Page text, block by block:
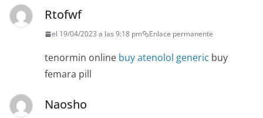
Rtofwf
el 19/04/2023 a las 9:18 pm Enlace permanente
tenormin online buy atenolol generic buy
femara pill
Naosho